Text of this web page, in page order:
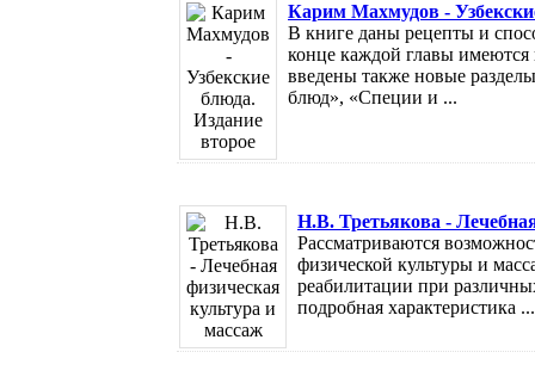
Карим Махмудов -
В книге даны рецепты и
конце каждой главы имеются
введены также новые
блюд», «Специи и ...
Н.В. Третьякова -
Рассматриваются
физической культуры и
реабилитации при
подробная характеристика ...